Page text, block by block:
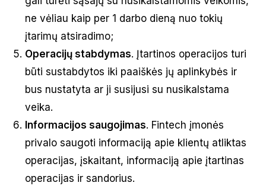
ne vėliau kaip per 1 darbo dieną nuo tokių
įtarimų atsiradimo;
Operacijų stabdymas. Įtartinos operacijos turi
būti sustabdytos iki paaiškės jų aplinkybės ir
bus nustatyta ar ji susijusi su nusikalstama
veika.
Informacijos saugojimas. Fintech įmonės
privalo saugoti informaciją apie klientų atliktas
operacijas, įskaitant, informaciją apie įtartinas
operacijas ir sandorius.